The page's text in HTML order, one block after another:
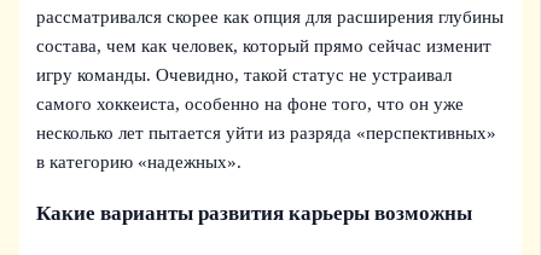
рассматривался скорее как опция для расширения глубины
состава, чем как человек, который прямо сейчас изменит
игру команды. Очевидно, такой статус не устраивал
самого хоккеиста, особенно на фоне того, что он уже
несколько лет пытается уйти из разряда «перспективных»
в категорию «надежных».
Какие варианты развития карьеры возможны